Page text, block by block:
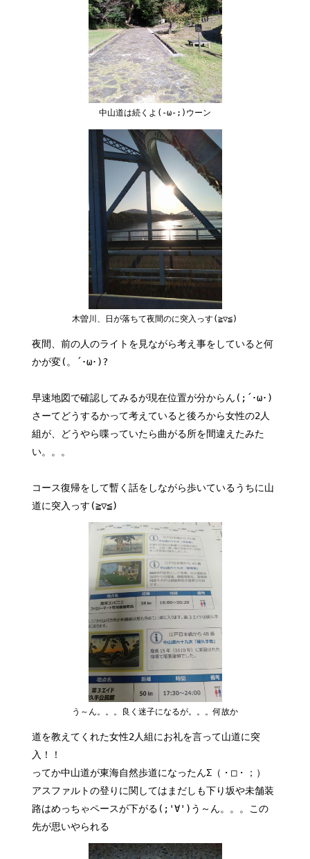
中山道は続くよ(-ω-;)ウーン
木曽川、日が落ちて夜間のに突入っす(≧▽≦)
夜間、前の人のライトを見ながら考え事をしていると何
かが変(。´･ω･)?
早速地図で確認してみるが現在位置が分からん(;´･ω･)
さーてどうするかって考えていると後ろから女性の2人
組が、どうやら喋っていたら曲がる所を間違えたみた
い。。。
コース復帰をして暫く話をしながら歩いているうちに山
道に突入っす(≧▽≦)
う～ん。。。良く迷子になるが。。。何故か
道を教えてくれた女性2人組にお礼を言って山道に突
入！！
ってか中山道が東海自然歩道になったんΣ（・□・；）
アスファルトの登りに関してはまだしも下り坂や未舗装
路はめっちゃペースが下がる(;'∀')う～ん。。。この
先が思いやられる